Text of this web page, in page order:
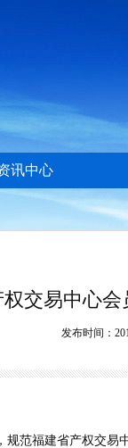
讯中心
交易中心会
发布时间：
规范福建省产权交易